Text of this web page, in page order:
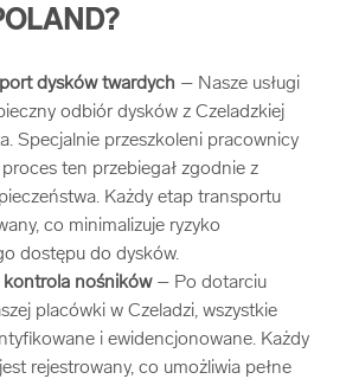
dysków twardych – Nasze usługi
odbiór dysków z Czeladzkiej
Specjalnie przeszkoleni pracownicy
ten przebiegał zgodnie z
Każdy etap transportu
co minimalizuje ryzyko
dostępu do dysków.
kontrola nośników– Po dotarciu
placówki w Czeladzi, wszystkie
i ewidencjonowane. Każdy
rejestrowany, co umożliwia pełne